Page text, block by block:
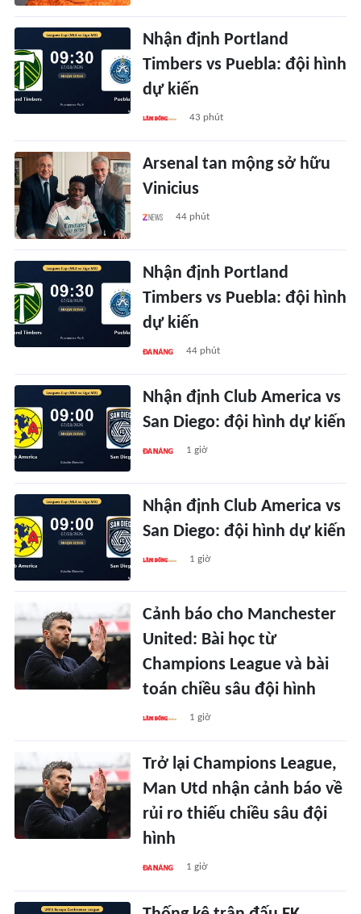
Nhận định Portland
Timbers vs Puebla: đội hình
dự kiến
43 phút
Arsenal tan mộng sở hữu
Vinicius
44 phút
Nhận định Portland
Timbers vs Puebla: đội hình
dự kiến
44 phút
Nhận định Club America vs
San Diego: đội hình dự kiến
1 giờ
Nhận định Club America vs
San Diego: đội hình dự kiến
1 giờ
Cảnh báo cho Manchester
United: Bài học từ
Champions League và bài
toán chiều sâu đội hình
1 giờ
Trở lại Champions League,
Man Utd nhận cảnh báo về
rủi ro thiếu chiều sâu đội
hình
1 giờ